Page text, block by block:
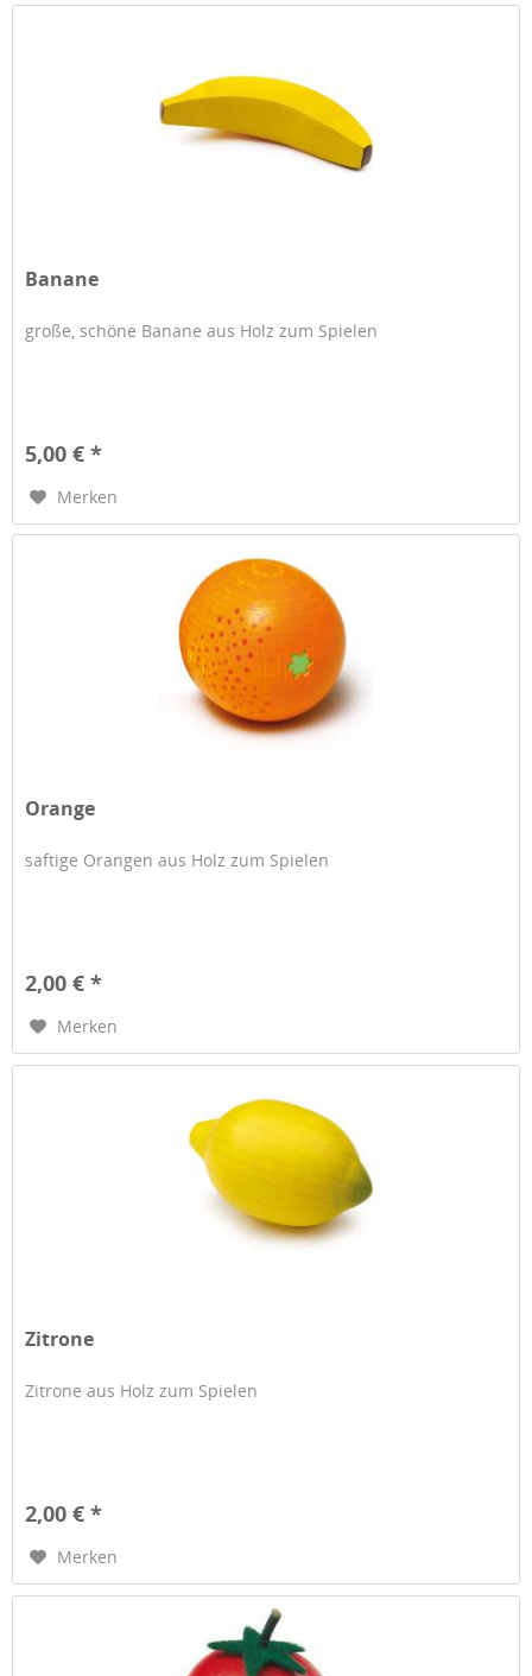
Banane
große, schöne Banane aus Holz zum Spielen
5,00 € *
Merken
Orange
saftige Orangen aus Holz zum Spielen
2,00 € *
Merken
Zitrone
Zitrone aus Holz zum Spielen
2,00 € *
Merken